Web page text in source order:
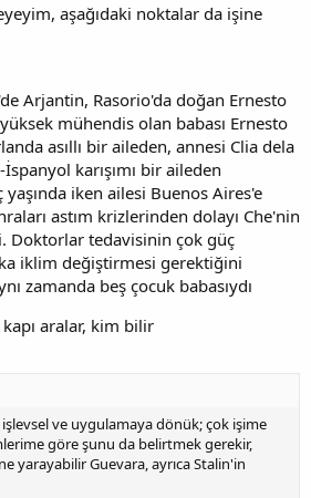
aşağıdaki noktalar da işine
Arjantin, Rasorio'da doğan Ernesto
mühendis olan babası Ernesto
asıllı bir aileden, annesi Clia dela
karışımı bir aileden
iken ailesi Buenos Aires'e
astım krizlerinden dolayı Che'nin
Doktorlar tedavisinin çok güç
iklim değiştirmesi gerektiğini
zamanda beş çocuk babasıydı
aralar, kim bilir
ve uygulamaya dönük; çok işime
göre şunu da belirtmek gerekir,
yarayabilir Guevara, ayrıca Stalin'in